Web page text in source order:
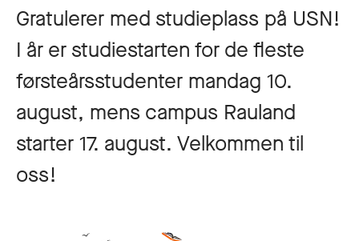
Gratulerer med studieplass på USN!
I år er studiestarten for de fleste
førsteårsstudenter mandag 10.
august, mens campus Rauland
starter 17. august. Velkommen til
oss!